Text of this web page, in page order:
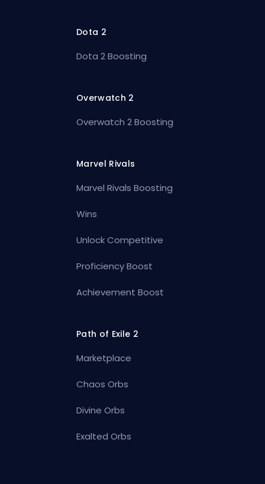
Dota 2
Dota 2 Boosting
Overwatch 2
Overwatch 2 Boosting
Marvel Rivals
Marvel Rivals Boosting
Wins
Unlock Competitive
Proficiency Boost
Achievement Boost
Path of Exile 2
Marketplace
Chaos Orbs
Divine Orbs
Exalted Orbs